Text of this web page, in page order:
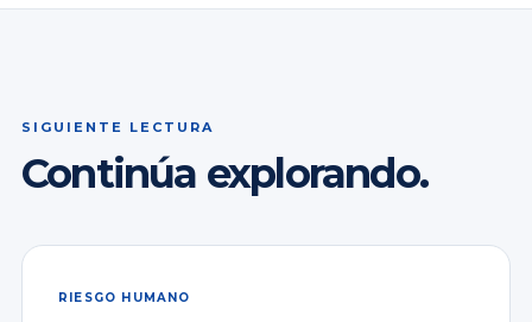
SIGUIENTE LECTURA
Continúa explorando.
RIESGO HUMANO